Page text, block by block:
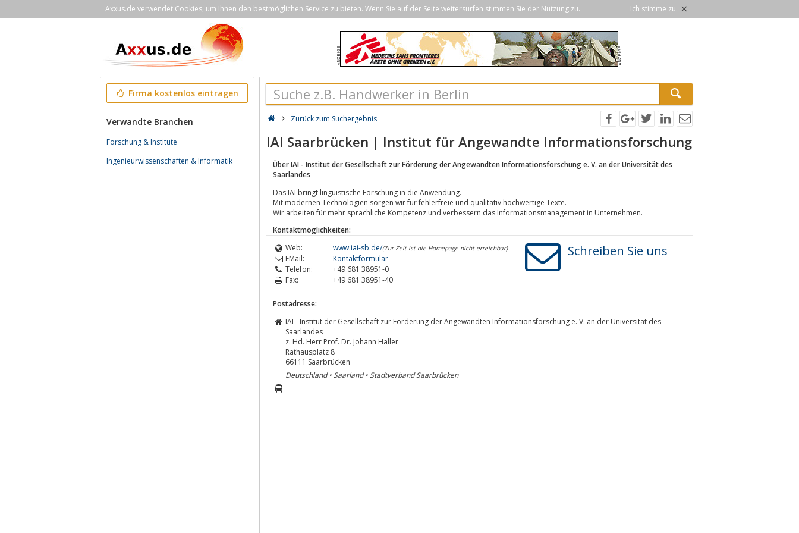
Axxus.de verwendet Cookies, um Ihnen den bestmöglichen Service zu bieten. Wenn Sie auf der Seite weitersurfen stimmen Sie der Nutzung zu. Ich stimme zu. ×
Firma kostenlos eintragen
Verwandte Branchen
Forschung & Institute
Ingenieurwissenschaften & Informatik
Zurück zum Suchergebnis
IAI Saarbrücken | Institut für Angewandte Informationsforschung
Über IAI - Institut der Gesellschaft zur Förderung der Angewandten Informationsforschung e. V. an der Universität des
Saarlandes
Das IAI bringt linguistische Forschung in die Anwendung.
Mit modernen Technologien sorgen wir für fehlerfreie und qualitativ hochwertige Texte.
Wir arbeiten für mehr sprachliche Kompetenz und verbessern das Informationsmanagement in Unternehmen.
Kontaktmöglichkeiten:
Web:
www.iai-sb.de/(Zur Zeit ist die Homepage nicht erreichbar)
EMail:
Kontaktformular
Telefon:
+49 681 38951-0
Fax:
+49 681 38951-40
Schreiben Sie uns
Postadresse:
IAI - Institut der Gesellschaft zur Förderung der Angewandten Informationsforschung e. V. an der Universität des
Saarlandes
z. Hd. Herr Prof. Dr. Johann Haller
Rathausplatz 8
66111 Saarbrücken
Deutschland • Saarland • Stadtverband Saarbrücken